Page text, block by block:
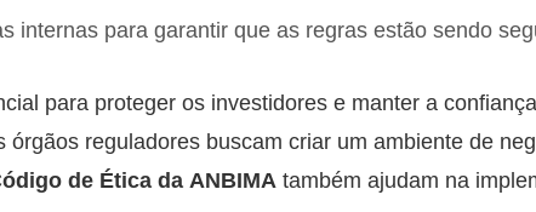
internas para garantir que as regras estão sendo
para proteger os investidores e manter a
reguladores buscam criar um ambiente de
de Ética da ANBIMA também ajudam na